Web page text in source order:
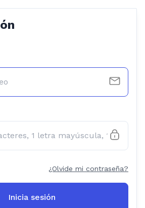
¿Olvide mi contraseña?